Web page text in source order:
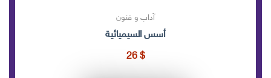
آداب و فنون
أسس السيميائية
26 $